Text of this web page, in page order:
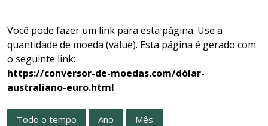
Você pode fazer um link para esta página. Use a
quantidade de moeda (value). Esta página é gerado com
o seguinte link:
https://conversor-de-moedas.com/dólar-
australiano-euro.html
Todo o tempo Ano Mês